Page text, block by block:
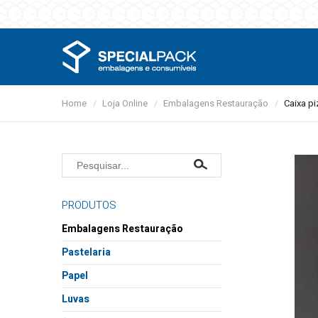
Home / Loja Online / Embalagens Restauração / Caixa
PRODUTOS
Embalagens Restauração
Alumínio
Microondas
Sobremesas e saladas
Sopas e molhos
Pastelaria
Caixas
Bases
Formas
Papel
Guardanapos
Toalhas mesa
Luvas